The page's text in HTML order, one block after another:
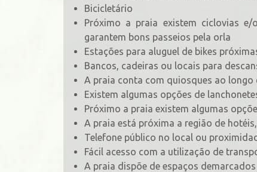
Bicicletário
Próximo a praia existem ciclovias
garantem bons passeios pela orla
Estações para aluguel de bikes
Bancos, cadeiras ou locais para
A praia conta com quiosques ao
Existem algumas opções de
Próximo a praia existem algumas
A praia está próxima a região de
Telefone público no local ou
Fácil acesso com a utilização de
A praia dispõe de espaços